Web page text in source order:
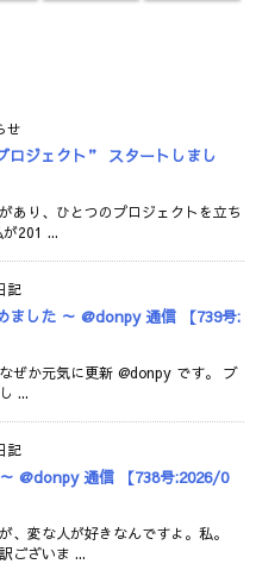
せ
ロジェクト” スタートしまし
あり、ひとつのプロジェクトを立ち
が201 ...
記
ました ～ @donpy 通信 【739号:
ぜか元気に更新 @donpy です。 ブ
...
記
@donpy 通信 【738号:2026/0
、変な人が好きなんですよ。私。
ございま ...